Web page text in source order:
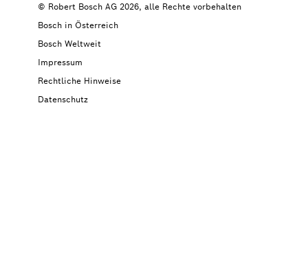
© Robert Bosch AG 2026, alle Rechte vorbehalten
Bosch in Österreich
Bosch Weltweit
Impressum
Rechtliche Hinweise
Datenschutz